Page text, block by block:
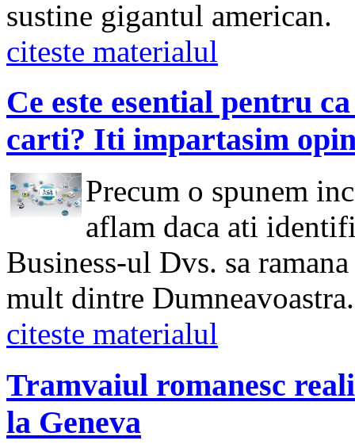
sustine gigantul american.
citeste materialul
Ce este esential pentru
carti? Iti impartasim
Precum o spunem
aflam daca ati
Business-ul Dvs. sa
mult dintre Dumneavoastra.
citeste materialul
Tramvaiul romanesc
la Geneva